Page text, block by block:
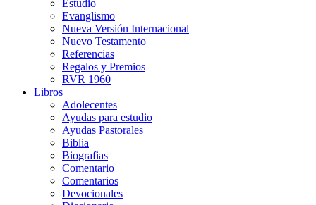
Estudio
Evanglismo
Nueva Versión Internacional
Nuevo Testamento
Referencias
Regalos y Premios
RVR 1960
Libros
Adolecentes
Ayudas para estudio
Ayudas Pastorales
Biblia
Biografias
Comentario
Comentarios
Devocionales